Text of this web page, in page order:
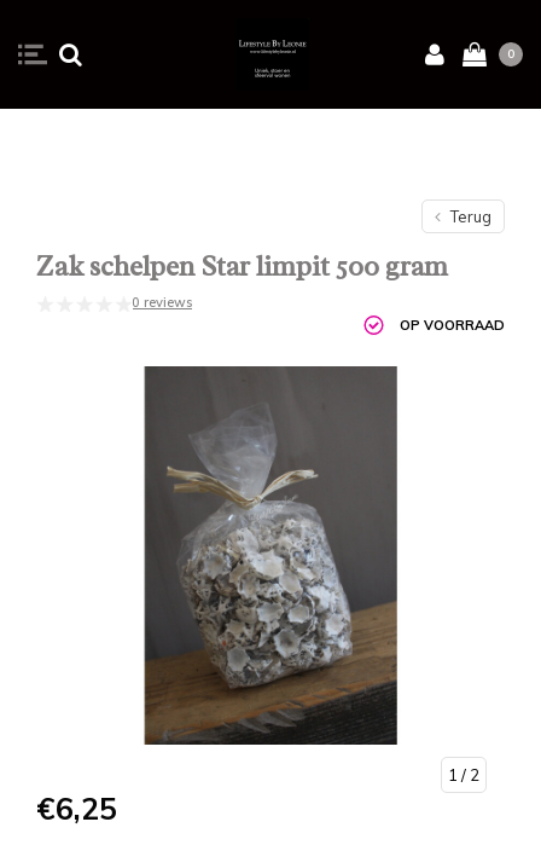
0
Terug
Zak schelpen Star limpit 500 gram
0 reviews
OP VOORRAAD
1 / 2
€6,25